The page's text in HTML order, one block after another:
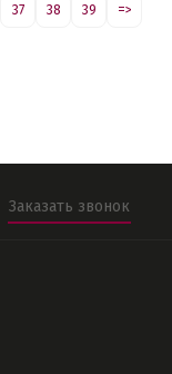
37 38 39 =>
Заказать звонок